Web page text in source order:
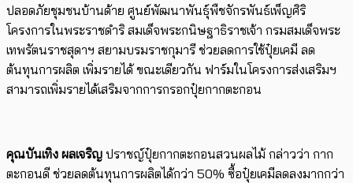
ปลอดภัยชุมชนบ้านด้าย ศูนย์พัฒนาพันธุ์พืชจักรพันธ์เพ็ญศิริ
โครงการในพระราชดำริ สมเด็จพระกนิษฐาธิราชเจ้า กรมสมเด็จพระ
เทพรัตนราชสุดาฯ สยามบรมราชกุมารี ช่วยลดการใช้ปุ๋ยเคมี ลด
ต้นทุนการผลิต เพิ่มรายได้ ขณะเดียวกัน ฟาร์มในโครงการส่งเสริมฯ
สามารถเพิ่มรายได้เสริมจากการกรอกปุ๋ยกากตะกอน
คุณบันเทิง ผลเจริญ ปราชญ์ปุ๋ยกากตะกอนสวนผลไม้ กล่าวว่า กาก
ตะกอนดี ช่วยลดต้นทุนการผลิตได้กว่า 50% ซื้อปุ๋ยเคมีลดลงมากกว่า